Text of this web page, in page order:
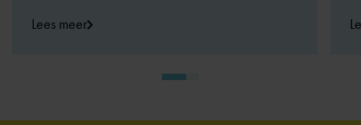
Lees meer